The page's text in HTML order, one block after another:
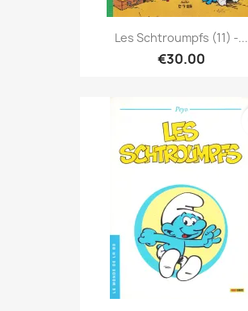
Les Schtroumpfs (11) -...
€30.00